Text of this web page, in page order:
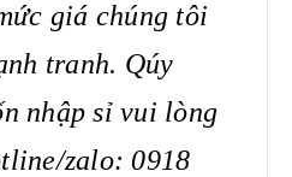
giá chúng tôi
tranh. Qúy
nhập sỉ vui lòng
zalo: 0918